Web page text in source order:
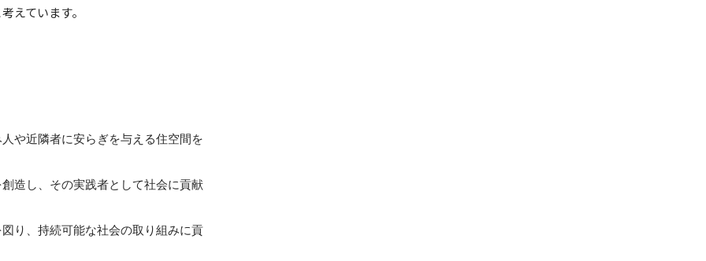
えています。
や近隣者に安らぎを与える住空間を
造し、その実践者として社会に貢献
り、持続可能な社会の取り組みに貢